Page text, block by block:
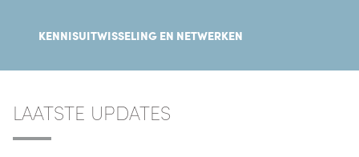
KENNISUITWISSELING EN NETWERKEN
LAATSTE UPDATES